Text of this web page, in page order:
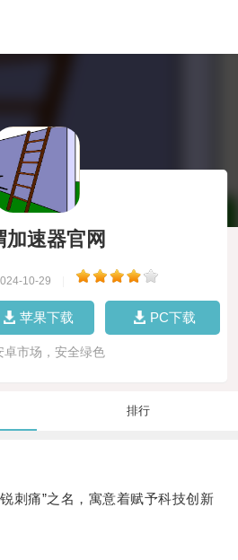
加速器官网
10-29
苹果下载 PC下载
卓市场，安全绿色
排行
痛”之名，寓意着赋予科技创新